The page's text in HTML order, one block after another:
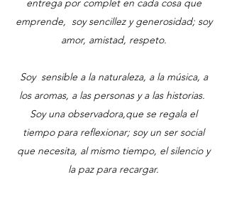
entrega por complet en cada cosa que
emprende, soy sencillez y generosidad; soy
amor, amistad, respeto.
Soy sensible a la naturaleza, a la música, a
los aromas, a las personas y a las historias.
Soy una observadora,que se regala el
tiempo para reflexionar; soy un ser social
que necesita, al mismo tiempo, el silencio y
la paz para recargar.